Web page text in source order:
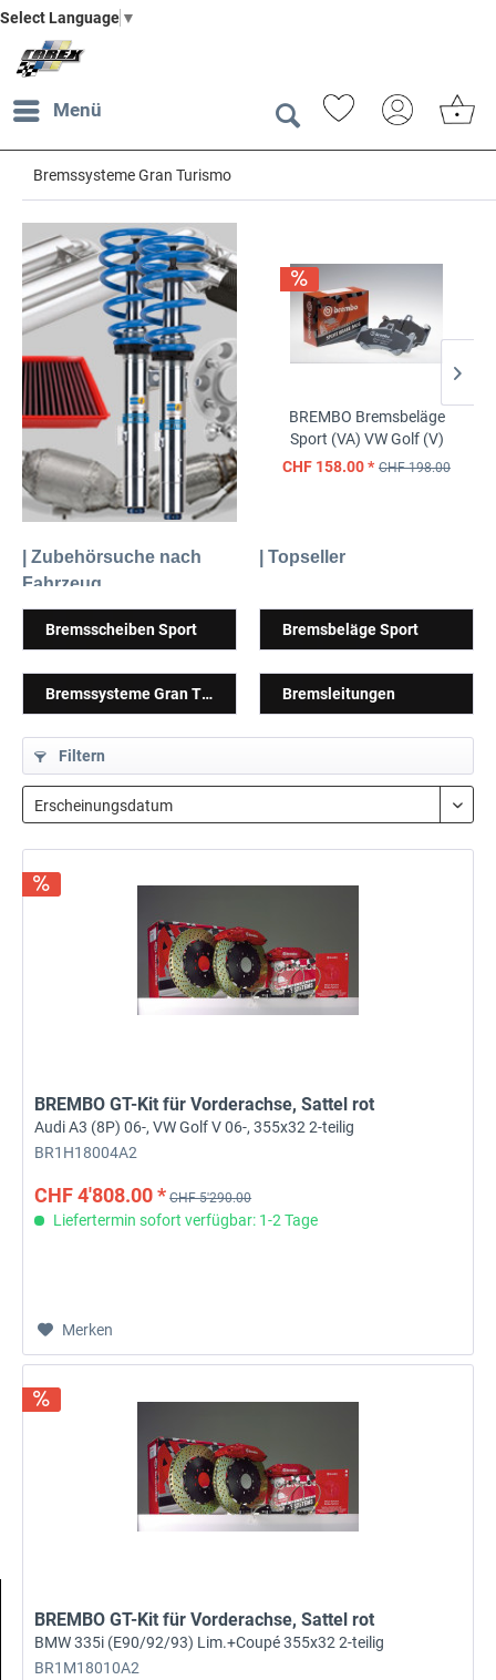
Select Language ▼
Menü
Bremssysteme Gran Turismo
Bremsscheiben Sport Bremsbeläge Sport
Bremssysteme Gran Turismo Bremsleitungen
| Zubehörsuche nach
Fahrzeug
| Topseller
BREMBO Bremsbeläge
Sport (VA) VW Golf (V)
2.0i 16V TFSI GTI (04->)
CHF 158.00 * CHF 198.00
Filtern
BREMBO GT-Kit für Vorderachse, Sattel rot
Audi A3 (8P) 06-, VW Golf V 06-, 355x32 2-teilig
BR1H18004A2
CHF 4'808.00 * CHF 5'290.00
Liefertermin sofort verfügbar: 1-2 Tage
Merken
BREMBO GT-Kit für Vorderachse, Sattel rot
BMW 335i (E90/92/93) Lim.+Coupé 355x32 2-teilig
BR1M18010A2